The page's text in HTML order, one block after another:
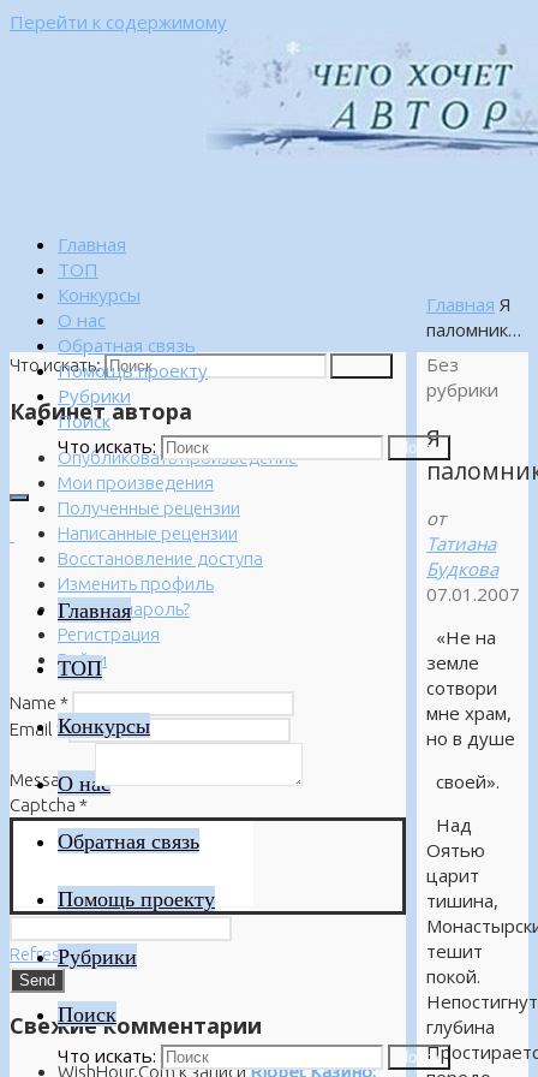
Перейти к содержимому
Главная
ТОП
Конкурсы
О нас
Обратная связь
Помощь проекту
Рубрики
Поиск
Что искать:
Поиск
Главная
ТОП
Конкурсы
О нас
Обратная связь
Помощь проекту
Рубрики
Поиск
Что искать: Поиск
Главная Я
паломник…
Без
рубрики
Я
от
Татиана
Будкова
07.01.2007
«Не на
земле
сотвори
мне храм,
но в душе
своей».
Над
Оятью
царит
тишина,
тешит
покой.
глубина
Что искать:
Кабинет автора
Опубликовать произведение
Мои произведения
Полученные рецензии
Написанные рецензии
Восстановление доступа
Изменить профиль
Забыли пароль?
Регистрация
Войти
Name *
Email *
Message*
Captcha *
Refresh
Свежие комментарии
WishHour.Comк записиRiobet Казино: